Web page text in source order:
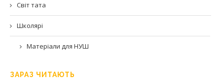
Світ тата
Школярі
Матеріали для НУШ
ЗАРАЗ ЧИТАЮТЬ